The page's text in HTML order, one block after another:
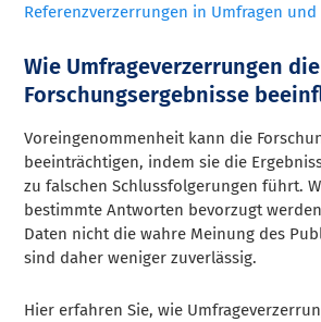
Referenzverzerrungen in Umfragen und
Wie Umfrageverzerrungen die
Forschungsergebnisse
Voreingenommenheit kann die
beeinträchtigen, indem sie die
zu falschen Schlussfolgerungen führt.
bestimmte Antworten bevorzugt
Daten nicht die wahre Meinung des
sind daher weniger zuverlässig.
Hier erfahren Sie, wie